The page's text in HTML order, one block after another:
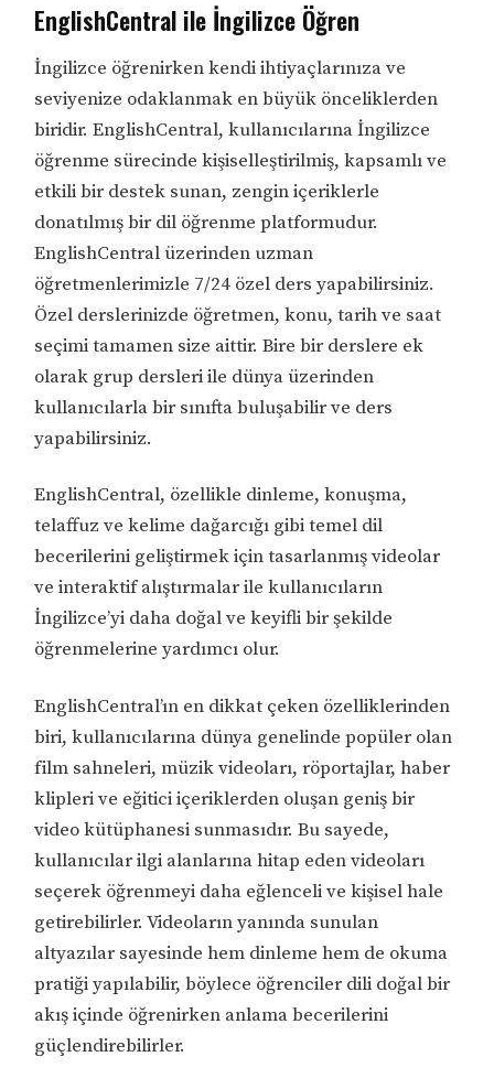
EnglishCentral ile İngilizce Öğren
İngilizce öğrenirken kendi ihtiyaçlarınıza ve
seviyenize odaklanmak en büyük önceliklerden
biridir. EnglishCentral, kullanıcılarına İngilizce
öğrenme sürecinde kişiselleştirilmiş, kapsamlı ve
etkili bir destek sunan, zengin içeriklerle
donatılmış bir dil öğrenme platformudur.
EnglishCentral üzerinden uzman
öğretmenlerimizle 7/24 özel ders yapabilirsiniz.
Özel derslerinizde öğretmen, konu, tarih ve saat
seçimi tamamen size aittir. Bire bir derslere ek
olarak grup dersleri ile dünya üzerinden
kullanıcılarla bir sınıfta buluşabilir ve ders
yapabilirsiniz.
EnglishCentral, özellikle dinleme, konuşma,
telaffuz ve kelime dağarcığı gibi temel dil
becerilerini geliştirmek için tasarlanmış videolar
ve interaktif alıştırmalar ile kullanıcıların
İngilizce’yi daha doğal ve keyifli bir şekilde
öğrenmelerine yardımcı olur.
EnglishCentral’ın en dikkat çeken özelliklerinden
biri, kullanıcılarına dünya genelinde popüler olan
film sahneleri, müzik videoları, röportajlar, haber
klipleri ve eğitici içeriklerden oluşan geniş bir
video kütüphanesi sunmasıdır. Bu sayede,
kullanıcılar ilgi alanlarına hitap eden videoları
seçerek öğrenmeyi daha eğlenceli ve kişisel hale
getirebilirler. Videoların yanında sunulan
altyazılar sayesinde hem dinleme hem de okuma
pratiği yapılabilir, böylece öğrenciler dili doğal bir
akış içinde öğrenirken anlama becerilerini
güçlendirebilirler.